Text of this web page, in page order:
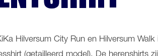
Hilversum City Run en Hilversum
(getailleerd model). De herenshirts